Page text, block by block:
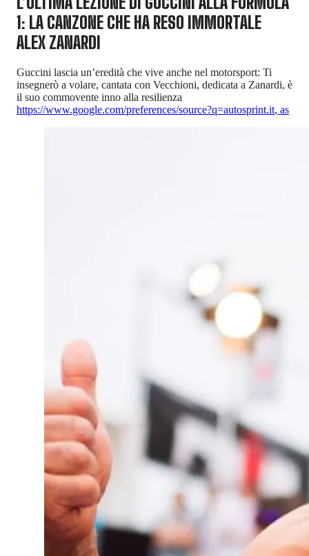
1: LA CANZONE CHE HA RESO IMMORTALE
ALEX ZANARDI
Guccini lascia un’eredità che vive anche nel motorsport: Ti
insegnerò a volare, cantata con Vecchioni, dedicata a Zanardi, è
il suo commovente inno alla resilienza
https://www.google.com/preferences/source?q=autosprint.it, as